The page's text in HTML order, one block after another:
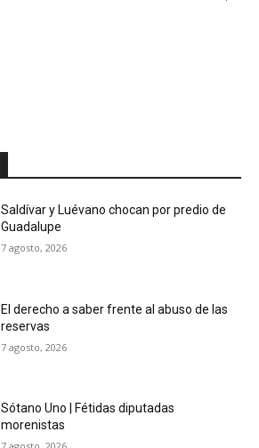
Saldívar y Luévano chocan por predio de
Guadalupe
7 agosto, 2026
El derecho a saber frente al abuso de las
reservas
7 agosto, 2026
Sótano Uno | Fétidas diputadas
morenistas